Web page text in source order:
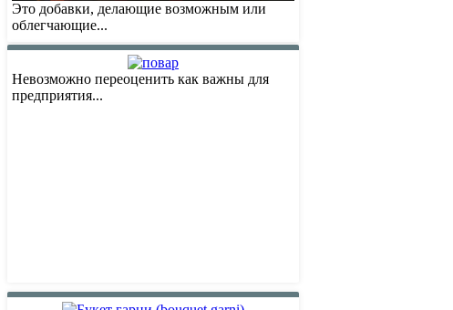
Это добавки, делающие возможным или
облегчающие...
Невозможно переоценить как важны для
предприятия...